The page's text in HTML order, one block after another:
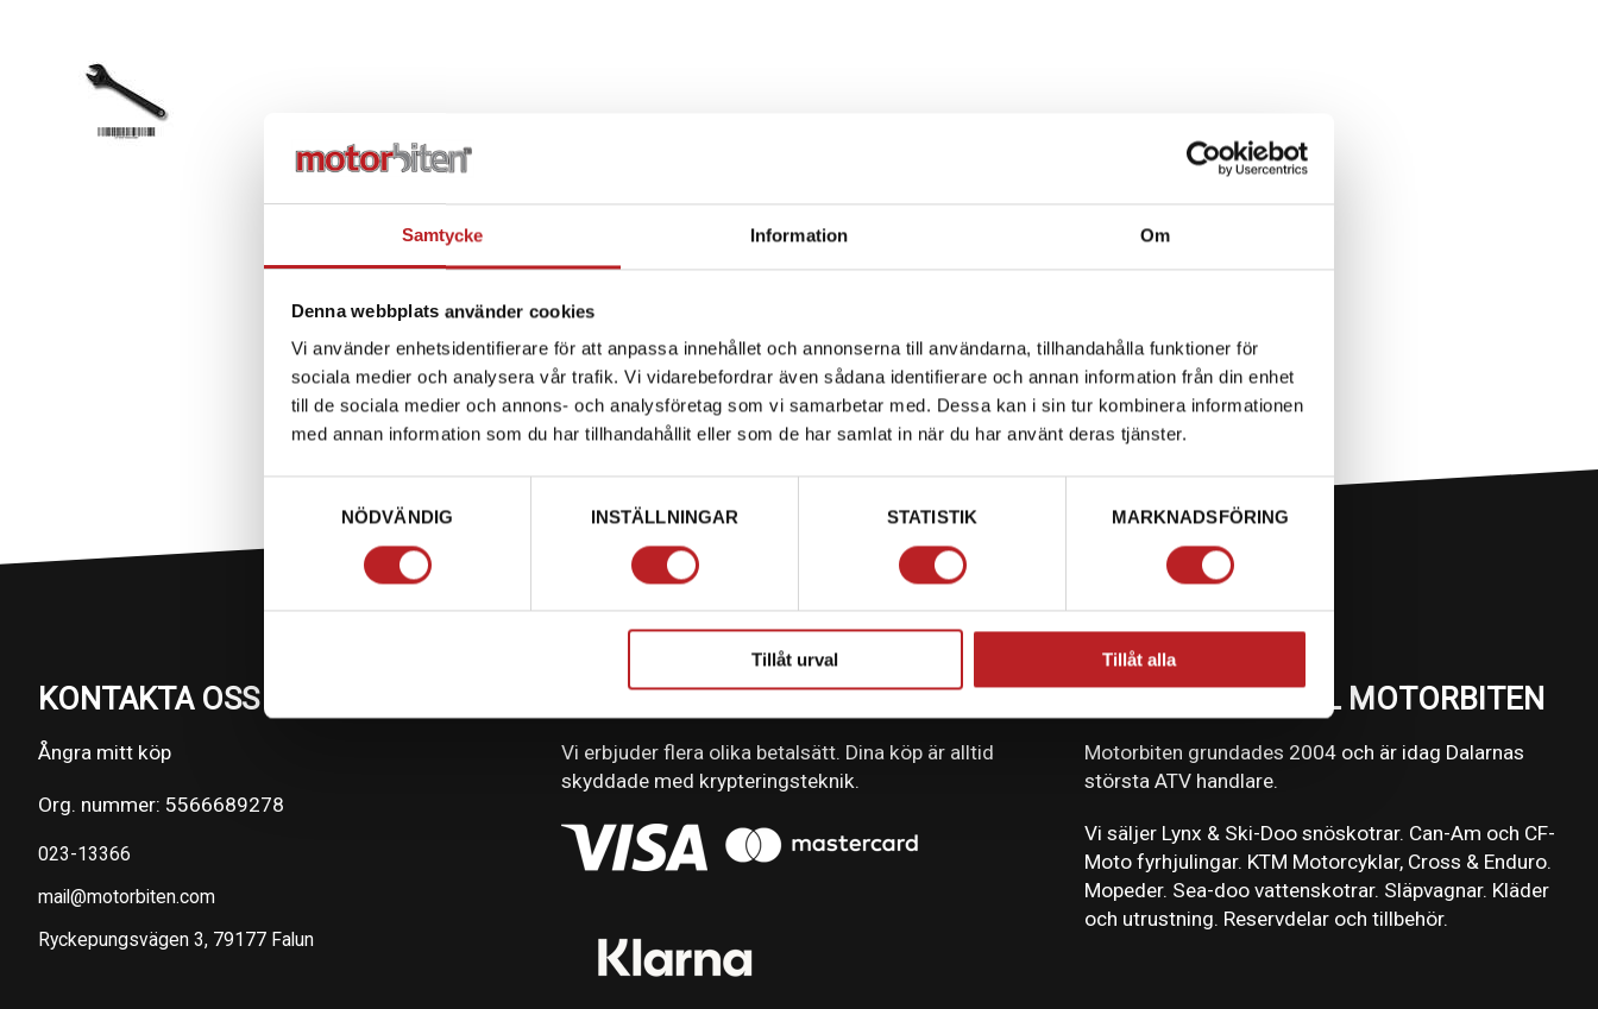
Samtycke Information Om
Denna webbplats använder cookies
Vi använder enhetsidentifierare för att anpassa innehållet och annonserna till användarna, tillhandahålla funktioner för
sociala medier och analysera vår trafik. Vi vidarebefordrar även sådana identifierare och annan information från din enhet
till de sociala medier och annons- och analysföretag som vi samarbetar med. Dessa kan i sin tur kombinera informationen
med annan information som du har tillhandahållit eller som de har samlat in när du har använt deras tjänster.
NÖDVÄNDIG
INSTÄLLNINGAR STATISTIK MARKNADSFÖRING
Tillåt urval Tillåt alla
KONTAKTA OSS PÅ MOTORBITEN
Ångra mitt köp
Org. nummer: 5566689278
023-13366
mail@motorbiten.com
Ryckepungsvägen 3, 79177 Falun
BETALNING
Vi erbjuder flera olika betalsätt. Dina köp är alltid
skyddade med krypteringsteknik.
VÄLKOMMEN TILL MOTORBITEN
Motorbiten grundades 2004 och är idag Dalarnas
största ATV handlare.
Vi säljer Lynx & Ski-Doo snöskotrar. Can-Am och CF-
Moto fyrhjulingar. KTM Motorcyklar, Cross & Enduro.
Mopeder. Sea-doo vattenskotrar. Släpvagnar. Kläder
och utrustning. Reservdelar och tillbehör.